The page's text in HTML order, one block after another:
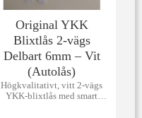
Original YKK
Blixtlås 2-vägs
Delbart 6mm – Vit
(Autolås)
Högkvalitativt, vitt 2-vägs
YKK-blixtlås med smart